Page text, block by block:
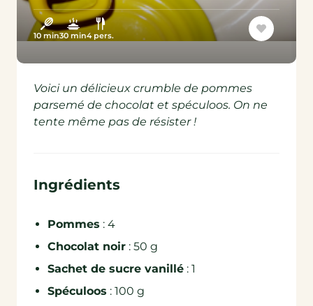
10 min30 min4 pers.
Voici un délicieux crumble de pommes
parsemé de chocolat et spéculoos. On ne
tente même pas de résister !
Ingrédients
Pommes : 4
Chocolat noir : 50 g
Sachet de sucre vanillé : 1
Spéculoos : 100 g